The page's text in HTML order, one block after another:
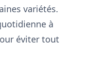
variétés.
à
éviter tout